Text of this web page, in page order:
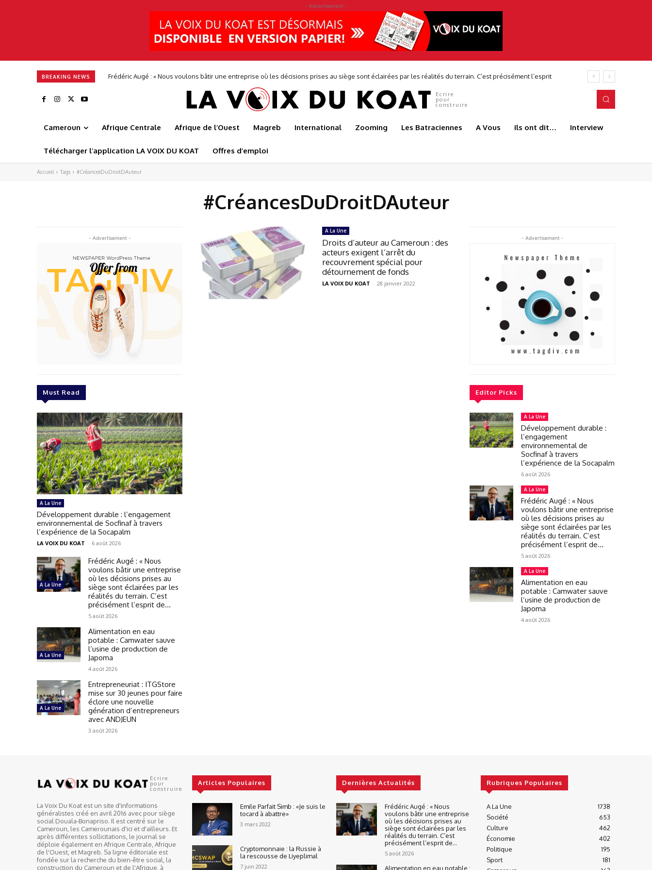
- Advertisement -
BREAKING NEWS
Frédéric Augé : « Nous voulons bâtir une entreprise où les décisions prises au siège sont éclairées par les réalités du terrain. C’est précisément l’esprit
Ecrire
pour
construire
Cameroun Afrique Centrale Afrique de l’Ouest Magreb International Zooming Les Batraciennes A Vous Ils ont dit… Interview
Télécharger l’application LA VOIX DU KOAT Offres d’emploi
Accueil Tags #CréancesDuDroitDAuteur
#CréancesDuDroitDAuteur
- Advertisement -
Must Read
A La Une
Développement durable : l’engagement
environnemental de Socfinaf à travers
l’expérience de la Socapalm
LA VOIX DU KOAT - 6 août 2026
A La Une
Frédéric Augé : « Nous
voulons bâtir une entreprise
où les décisions prises au
siège sont éclairées par les
réalités du terrain. C’est
précisément l’esprit de...
5 août 2026
A La Une
Alimentation en eau
potable : Camwater sauve
l’usine de production de
Japoma
4 août 2026
A La Une
Entrepreneuriat : ITGStore
mise sur 30 jeunes pour faire
éclore une nouvelle
génération d’entrepreneurs
avec ANDJEUN
3 août 2026
A La Une
Droits d’auteur au Cameroun : des
acteurs exigent l’arrêt du
recouvrement spécial pour
détournement de fonds
LA VOIX DU KOAT - 28 janvier 2022
- Advertisement -
Editor Picks
A La Une
Développement durable :
l’engagement
environnemental de
Socfinaf à travers
l’expérience de la Socapalm
6 août 2026
A La Une
Frédéric Augé : « Nous
voulons bâtir une entreprise
où les décisions prises au
siège sont éclairées par les
réalités du terrain. C’est
précisément l’esprit de...
5 août 2026
A La Une
Alimentation en eau
potable : Camwater sauve
l’usine de production de
Japoma
4 août 2026
Ecrire
pour
construire
La Voix Du Koat est un site d'informations
généralistes créé en avril 2016 avec pour siège
social Douala-Bonapriso. Il est centré sur le
Cameroun, les Camerounais d'ici et d'ailleurs. Et
après différentes sollicitations, le journal se
déploie également en Afrique Centrale, Afrique
de l'Ouest, et Magreb. Sa ligne éditoriale est
fondée sur la recherche du bien-être social, la
construction du Cameroun et de l'Afrique, à
Articles Populaires
Emile Parfait Simb : «Je suis le
tocard à abattre»
3 mars 2022
Cryptomonnaie : la Russie à
la rescousse de Liyeplimal
7 juin 2022
Dernières Actualités
Frédéric Augé : « Nous
voulons bâtir une entreprise
où les décisions prises au
siège sont éclairées par les
réalités du terrain. C’est
précisément l’esprit de...
5 août 2026
Alimentation en eau potable :
Rubriques Populaires
A La Une
1738
Société
653
Culture
462
Économie
402
Politique
195
Sport
181